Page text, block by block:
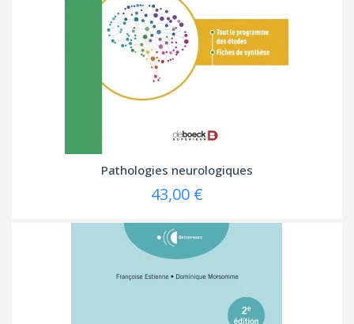
Pathologies neurologiques
43,00 €